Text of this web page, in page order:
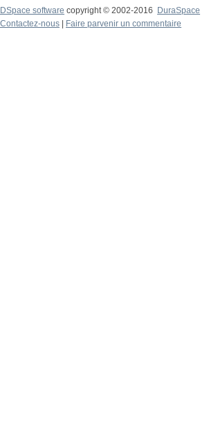
DSpace software copyright © 2002-2016
DuraSpace
Contactez-nous
Faire parvenir un commentaire